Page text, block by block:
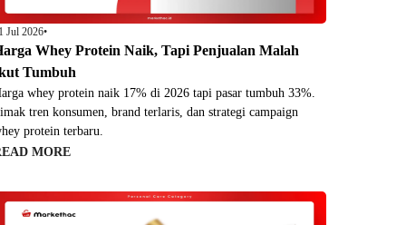
Jul 2026•
Whey Protein Naik, Tapi Penjualan Malah
Tumbuh
whey protein naik 17% di 2026 tapi pasar tumbuh 33%.
tren konsumen, brand terlaris, dan strategi campaign
protein terbaru.
MORE